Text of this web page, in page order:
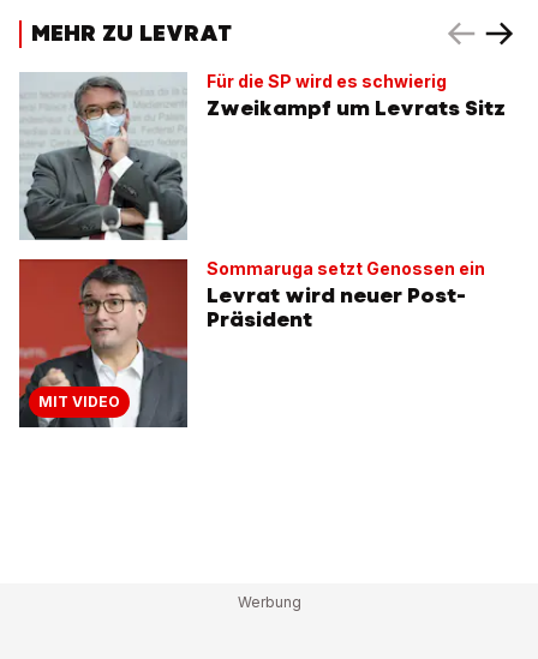
MEHR ZU LEVRAT
Für die SP wird es schwierig
Zweikampf um Levrats Sitz
MIT VIDEO
Sommaruga setzt Genossen ein
Levrat wird neuer Post-
Präsident